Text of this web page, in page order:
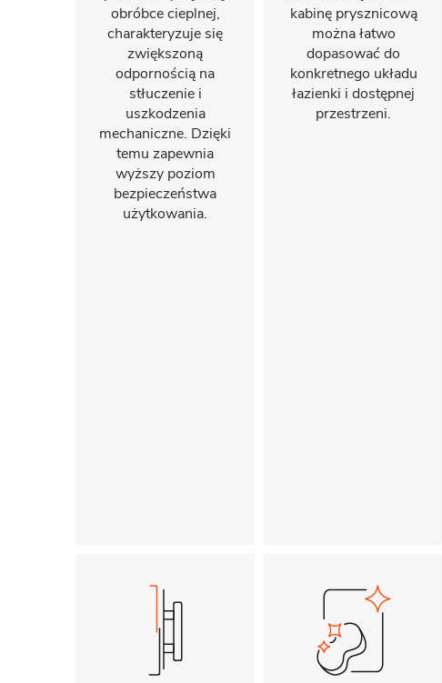
obróbce cieplnej,
charakteryzuje się
zwiększoną
odpornością na
stłuczenie i
uszkodzenia
mechaniczne. Dzięki
temu zapewnia
wyższy poziom
bezpieczeństwa
użytkowania.
kabinę prysznicową
można łatwo
dopasować do
konkretnego układu
łazienki i dostępnej
przestrzeni.